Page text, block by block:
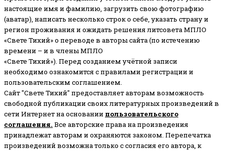
настоящие имя и фамилию, загрузить свою фотографию
(аватар), написать несколько строк о себе, указать страну и
регион проживания и ожидать решения литсовета МПЛО
«Свете Тихий» о переводе в авторы сайта (по истечению
времени – и в члены МПЛО
«Свете Тихий»). Перед созданием учётной записи
необходимо ознакомится с правилами регистрации и
пользовательским соглашением.
Сайт "Свете Тихий" предоставляет авторам возможность
свободной публикации своих литературных произведений в
сети Интернет на основании пользовательского
соглашения. Все авторские права на произведения
принадлежат авторам и охраняются законом. Перепечатка
произведений возможна только с согласия его автора, к